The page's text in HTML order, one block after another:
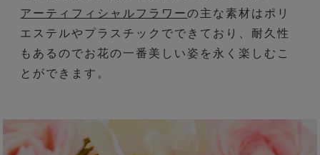
アーティフィシャルフラワーの主な素材はポリ
エステルやプラスチックでできており、耐久性
もあるのでお花の一番美しい姿を永く楽しむこ
とができます。